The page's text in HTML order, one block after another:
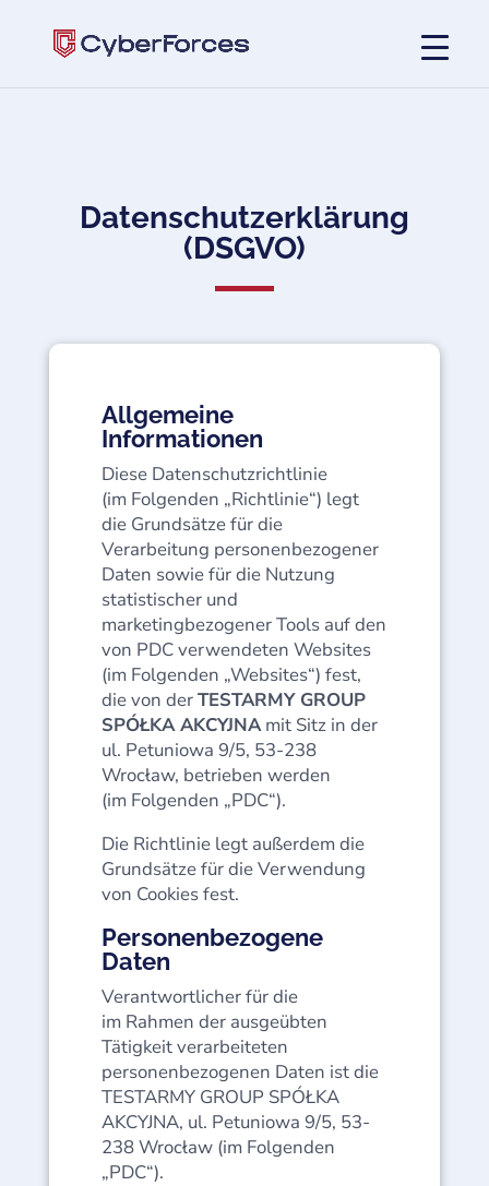
Datenschutzerklärung
(DSGVO)
Allgemeine
Informationen
Diese Datenschutzrichtlinie
(im Folgenden „Richtlinie“) legt
die Grundsätze für die
Verarbeitung personenbezogener
Daten sowie für die Nutzung
statistischer und
marketingbezogener Tools auf den
von PDC verwendeten Websites
(im Folgenden „Websites“) fest,
die von derTESTARMY GROUP
SPÓŁKA AKCYJNAmit Sitz in der
ul. Petuniowa 9/5, 53-238
Wrocław, betrieben werden
(im Folgenden „PDC“).
Die Richtlinie legt außerdem die
Grundsätze für die Verwendung
von Cookies fest.
Personenbezogene
Daten
Verantwortlicher für die
im Rahmen der ausgeübten
Tätigkeit verarbeiteten
personenbezogenen Daten ist die
TESTARMY GROUP SPÓŁKA
AKCYJNA, ul. Petuniowa 9/5, 53-
238 Wrocław (im Folgenden
„PDC“).